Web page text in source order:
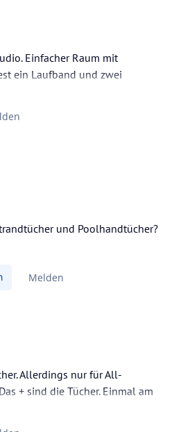
Einfacher Raum mit
ein Laufband und zwei
zwei weitere Geräte. War
Truppe Gymastikübungen
und Poolhandtücher?
Melden
Allerdings nur für All-
+ sind die Tücher. Einmal am
wechseln.